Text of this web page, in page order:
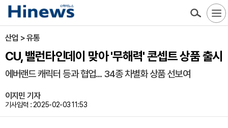
산업 > 유통
CU, 밸런타인데이 맞아 '무해력' 콘셉트 상품 출시
에버랜드 캐릭터 등과 협업... 34종 차별화 상품 선보여
이지민 기자
기사입력 : 2025-02-03 11:53